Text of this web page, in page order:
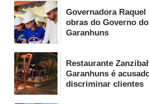
Governadora
obras do Governo
Garanhuns
Restaurante
Garanhuns é
discriminar clientes